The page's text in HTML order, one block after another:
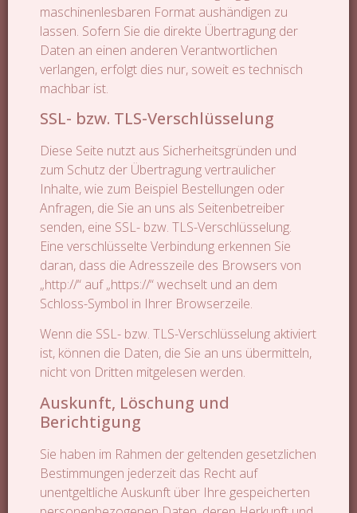
maschinenlesbaren Format aushändigen zu
lassen. Sofern Sie die direkte Übertragung der
Daten an einen anderen Verantwortlichen
verlangen, erfolgt dies nur, soweit es technisch
machbar ist.
SSL- bzw. TLS-Verschlüsselung
Diese Seite nutzt aus Sicherheitsgründen und
zum Schutz der Übertragung vertraulicher
Inhalte, wie zum Beispiel Bestellungen oder
Anfragen, die Sie an uns als Seitenbetreiber
senden, eine SSL- bzw. TLS-Verschlüsselung.
Eine verschlüsselte Verbindung erkennen Sie
daran, dass die Adresszeile des Browsers von
„http://“ auf „https://“ wechselt und an dem
Schloss-Symbol in Ihrer Browserzeile.
Wenn die SSL- bzw. TLS-Verschlüsselung aktiviert
ist, können die Daten, die Sie an uns übermitteln,
nicht von Dritten mitgelesen werden.
Auskunft, Löschung und
Berichtigung
Sie haben im Rahmen der geltenden gesetzlichen
Bestimmungen jederzeit das Recht auf
unentgeltliche Auskunft über Ihre gespeicherten